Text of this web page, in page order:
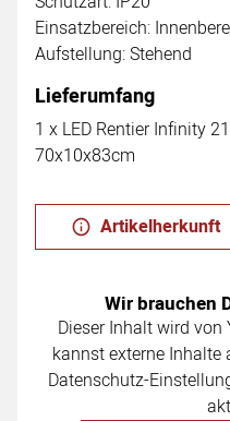
Einsatzbereich:
Aufstellung: Stehend
Lieferumfang
1 x LED Rentier Infinity
70x10x83cm
Artikelherkunft
Wir brauchen
Dieser Inhalt wird von
kannst externe Inhalte
Datenschutz-